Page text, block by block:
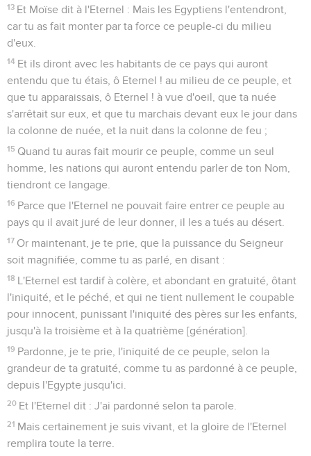
13 Et Moïse dit à l'Eternel : Mais les Egyptiens l'entendront,
car tu as fait monter par ta force ce peuple-ci du milieu
d'eux.
14 Et ils diront avec les habitants de ce pays qui auront
entendu que tu étais, ô Eternel ! au milieu de ce peuple, et
que tu apparaissais, ô Eternel ! à vue d'oeil, que ta nuée
s'arrêtait sur eux, et que tu marchais devant eux le jour dans
la colonne de nuée, et la nuit dans la colonne de feu ;
15 Quand tu auras fait mourir ce peuple, comme un seul
homme, les nations qui auront entendu parler de ton Nom,
tiendront ce langage.
16 Parce que l'Eternel ne pouvait faire entrer ce peuple au
pays qu il avait juré de leur donner, il les a tués au désert.
17 Or maintenant, je te prie, que la puissance du Seigneur
soit magnifiée, comme tu as parlé, en disant :
18 L'Eternel est tardif à colère, et abondant en gratuité, ôtant
l'iniquité, et le péché, et qui ne tient nullement le coupable
pour innocent, punissant l'iniquité des pères sur les enfants,
jusqu'à la troisième et à la quatrième [génération].
19 Pardonne, je te prie, l'iniquité de ce peuple, selon la
grandeur de ta gratuité, comme tu as pardonné à ce peuple,
depuis l'Egypte jusqu'ici.
20 Et l'Eternel dit : J'ai pardonné selon ta parole.
21 Mais certainement je suis vivant, et la gloire de l'Eternel
remplira toute la terre.